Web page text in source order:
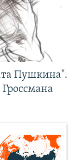
Пушкина".